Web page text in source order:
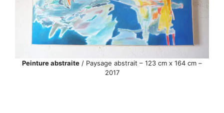
Peinture abstraite / Paysage abstrait – 123 cm x 164 cm –
2017